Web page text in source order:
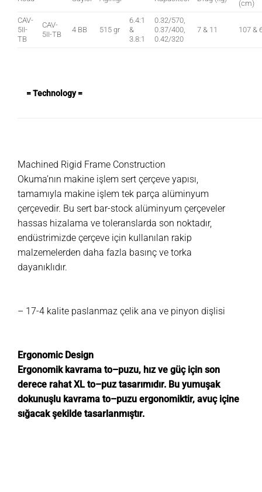
(cm)
CAV-
5II-
TB
CAV-
5II-TB
4 BB 515 gr
6.4:1
&
3.8:1
0.32/570,
0.37/400,
0.42/320
7 & 11 107 &
= Technology =
Machined Rigid Frame Construction
Okuma’nın makine işlem sert çerçeve yapısı,
tamamıyla makine işlem tek parça alüminyum
çerçevedir. Bu sert bar-stock alüminyum çerçeveler
hassas hizalama ve toleranslarda son noktadır,
endüstrimizde çerçeve için kullanılan rakip
malzemelerden daha fazla basınç ve torka
dayanıklıdır.
– 17-4 kalite paslanmaz çelik ana ve pinyon dişlisi
Ergonomic Design
Ergonomik kavrama to–puzu, hız ve güç için son
derece rahat XL to–puz tasarımıdır. Bu yumuşak
dokunuşlu kavrama to–puzu ergonomiktir, avuç içine
sığacak şekilde tasarlanmıştır.